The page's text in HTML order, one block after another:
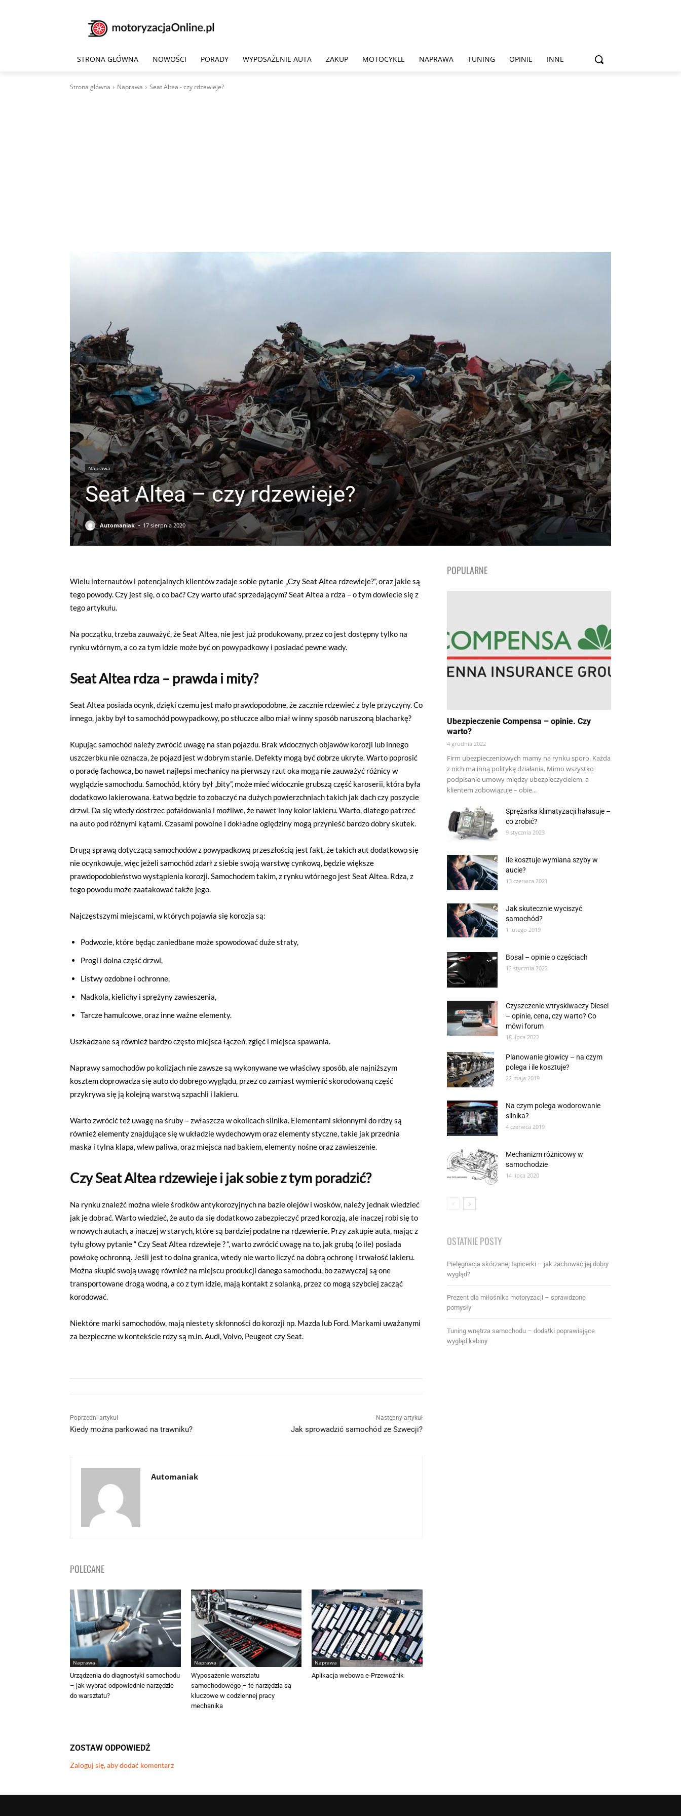
STRONA GŁÓWNA NOWOŚCI PORADY WYPOSAŻENIE AUTA ZAKUP MOTOCYKLE NAPRAWA TUNING OPINIE INNE
Strona główna Naprawa Seat Altea - czy rdzewieje?
Naprawa
Seat Altea – czy rdzewieje?
Automaniak - 17 sierpnia 2020
Wielu internautów i potencjalnych klientów zadaje sobie pytanie „Czy Seat Altea rdzewieje?”, oraz jakie są
tego powody. Czy jest się, o co bać? Czy warto ufać sprzedającym? Seat Altea a rdza – o tym dowiecie się z
tego artykułu.
Na początku, trzeba zauważyć, że Seat Altea, nie jest już produkowany, przez co jest dostępny tylko na
rynku wtórnym, a co za tym idzie może być on powypadkowy i posiadać pewne wady.
Seat Altea rdza – prawda i mity?
Seat Altea posiada ocynk, dzięki czemu jest mało prawdopodobne, że zacznie rdzewieć z byle przyczyny. Co
innego, jakby był to samochód powypadkowy, po stłuczce albo miał w inny sposób naruszoną blacharkę?
Kupując samochód należy zwrócić uwagę na stan pojazdu. Brak widocznych objawów korozji lub innego
uszczerbku nie oznacza, że pojazd jest w dobrym stanie. Defekty mogą być dobrze ukryte. Warto poprosić
o poradę fachowca, bo nawet najlepsi mechanicy na pierwszy rzut oka mogą nie zauważyć różnicy w
wyglądzie samochodu. Samochód, który był „bity”, może mieć widocznie grubszą część karoserii, która była
dodatkowo lakierowana. Łatwo będzie to zobaczyć na dużych powierzchniach takich jak dach czy poszycie
drzwi. Da się wtedy dostrzec pofałdowania i możliwe, że nawet inny kolor lakieru. Warto, dlatego patrzeć
na auto pod różnymi kątami. Czasami powolne i dokładne oględziny mogą przynieść bardzo dobry skutek.
Drugą sprawą dotyczącą samochodów z powypadkową przeszłością jest fakt, że takich aut dodatkowo się
nie ocynkowuje, więc jeżeli samochód zdarł z siebie swoją warstwę cynkową, będzie większe
prawdopodobieństwo wystąpienia korozji. Samochodem takim, z rynku wtórnego jest Seat Altea. Rdza, z
tego powodu może zaatakować także jego.
Najczęstszymi miejscami, w których pojawia się korozja są:
Podwozie, które będąc zaniedbane może spowodować duże straty,
Progi i dolna część drzwi,
Listwy ozdobne i ochronne,
Nadkola, kielichy i sprężyny zawieszenia,
Tarcze hamulcowe, oraz inne ważne elementy.
Uszkadzane są również bardzo często miejsca łączeń, zgięć i miejsca spawania.
Naprawy samochodów po kolizjach nie zawsze są wykonywane we właściwy sposób, ale najniższym
kosztem doprowadza się auto do dobrego wyglądu, przez co zamiast wymienić skorodowaną część
przykrywa się ją kolejną warstwą szpachli i lakieru.
Warto zwrócić też uwagę na śruby – zwłaszcza w okolicach silnika. Elementami skłonnymi do rdzy są
również elementy znajdujące się w układzie wydechowym oraz elementy styczne, takie jak przednia
maska i tylna klapa, wlew paliwa, oraz miejsca nad bakiem, elementy nośne oraz zawieszenie.
Czy Seat Altea rdzewieje i jak sobie z tym poradzić?
Na rynku znaleźć można wiele środków antykorozyjnych na bazie olejów i wosków, należy jednak wiedzieć
jak je dobrać. Warto wiedzieć, że auto da się dodatkowo zabezpieczyć przed korozją, ale inaczej robi się to
w nowych autach, a inaczej w starych, które są bardziej podatne na rdzewienie. Przy zakupie auta, mając z
tyłu głowy pytanie “ Czy Seat Altea rdzewieje ? “, warto zwrócić uwagę na to, jak grubą (o ile) posiada
powłokę ochronną. Jeśli jest to dolna granica, wtedy nie warto liczyć na dobrą ochronę i trwałość lakieru.
Można skupić swoją uwagę również na miejscu produkcji danego samochodu, bo zazwyczaj są one
transportowane drogą wodną, a co z tym idzie, mają kontakt z solanką, przez co mogą szybciej zacząć
korodować.
Niektóre marki samochodów, mają niestety skłonności do korozji np. Mazda lub Ford. Markami uważanymi
za bezpieczne w kontekście rdzy są m.in. Audi, Volvo, Peugeot czy Seat.
Poprzedni artykuł
Kiedy można parkować na trawniku?
Następny artykuł
Jak sprowadzić samochód ze Szwecji?
Automaniak
POLECANE
Naprawa
Urządzenia do diagnostyki samochodu
– jak wybrać odpowiednie narzędzie
do warsztatu?
Naprawa
Wyposażenie warsztatu
samochodowego – te narzędzia są
kluczowe w codziennej pracy
mechanika
Naprawa
Aplikacja webowa e-Przewoźnik
ZOSTAW ODPOWIEDŹ
Zaloguj się, aby dodać komentarz
POPULARNE
Ubezpieczenie Compensa – opinie. Czy
warto?
4 grudnia 2022
Firm ubezpieczeniowych mamy na rynku sporo. Każda
z nich ma inną politykę działania. Mimo wszystko
podpisanie umowy między ubezpieczycielem, a
klientem zobowiązuje – obie...
Sprężarka klimatyzacji hałasuje –
co zrobić?
9 stycznia 2023
Ile kosztuje wymiana szyby w
aucie?
13 czerwca 2021
Jak skutecznie wyciszyć
samochód?
1 lutego 2019
Bosal – opinie o częściach
12 stycznia 2022
Czyszczenie wtryskiwaczy Diesel
– opinie, cena, czy warto? Co
mówi forum
18 lipca 2022
Planowanie głowicy – na czym
polega i ile kosztuje?
22 maja 2019
Na czym polega wodorowanie
silnika?
4 czerwca 2019
Mechanizm różnicowy w
samochodzie
14 lipca 2020
OSTATNIE POSTY
Pielęgnacja skórzanej tapicerki – jak zachować jej dobry
wygląd?
Prezent dla miłośnika motoryzacji – sprawdzone
pomysły
Tuning wnętrza samochodu – dodatki poprawiające
wygląd kabiny